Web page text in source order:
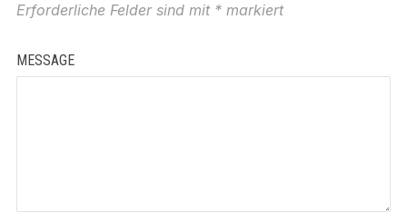
Erforderliche Felder sind mit *markiert
MESSAGE